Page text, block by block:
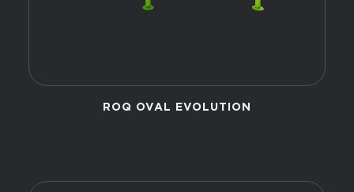
ROQ OVAL EVOLUTION